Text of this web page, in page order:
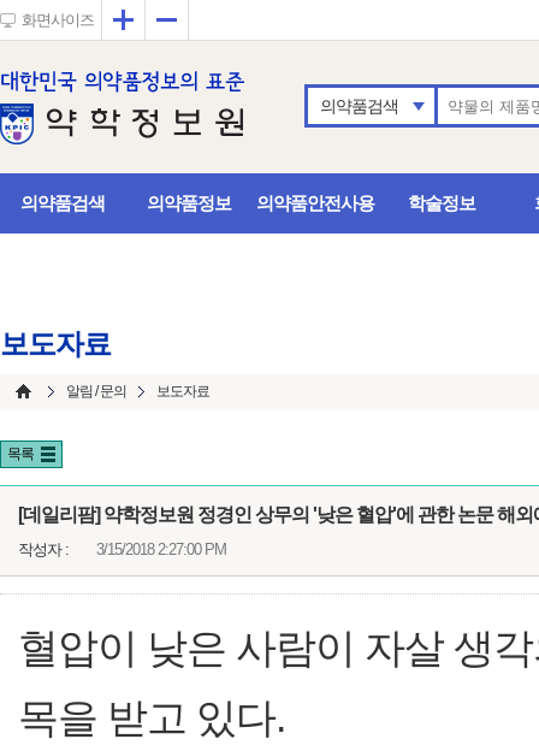
화면사이즈 확대
의약품검색
의약품검색 의약품정보 의약품안전사용 학술정보
보도자료
알림 / 문의 보도자료
목록
[데일리팜] 약학정보원 정경인 상무의 '낮은 혈압'에 관한 논문 해
작성자 : 3/15/2018 2:27:00 PM
혈압이 낮은 사람이 자살 생
목을 받고 있다.